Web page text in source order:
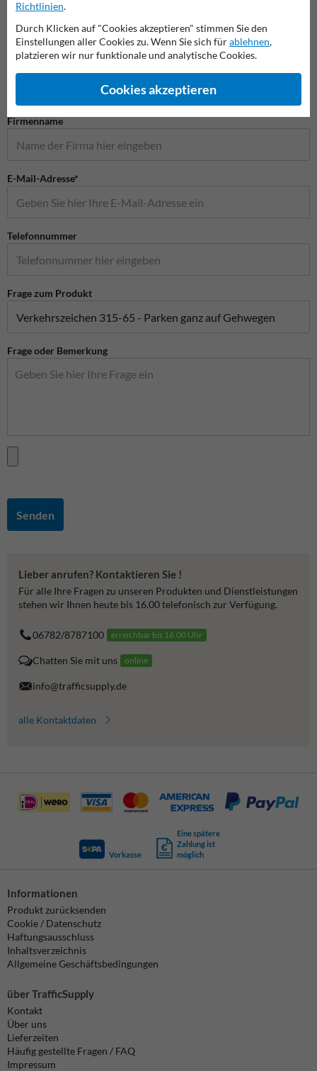
Stellen Sie Ihre Frage an Verkehrsschildkaufen.de
Name*
Firmenname
E-Mail-Adresse*
Telefonnummer
Frage zum Produkt
Frage oder Bemerkung
Senden
Lieber anrufen? Kontaktieren Sie !
Für alle Ihre Fragen zu unseren Produkten und Dienstleistungen
stehen wir Ihnen heute bis 16.00 telefonisch zur Verfügung.
06782/8787100 erreichbar bis 16.00 Uhr
Chatten Sie mit uns online
info@trafficsupply.de
alle Kontaktdaten
Vorkasse
Eine spätere
Zahlung ist
möglich
Informationen
Produkt zurücksenden
Cookie / Datenschutz
Haftungsausschluss
Inhaltsverzeichnis
Allgemeine Geschäftsbedingungen
über TrafficSupply
Kontakt
Über uns
Lieferzeiten
Häufig gestellte Fragen / FAQ
Impressum
Richtlinien.
Durch Klicken auf "Cookies akzeptieren" stimmen Sie den
Einstellungen aller Cookies zu. Wenn Sie sich fürablehnen,
platzieren wir nur funktionale und analytische Cookies.
Cookies akzeptieren